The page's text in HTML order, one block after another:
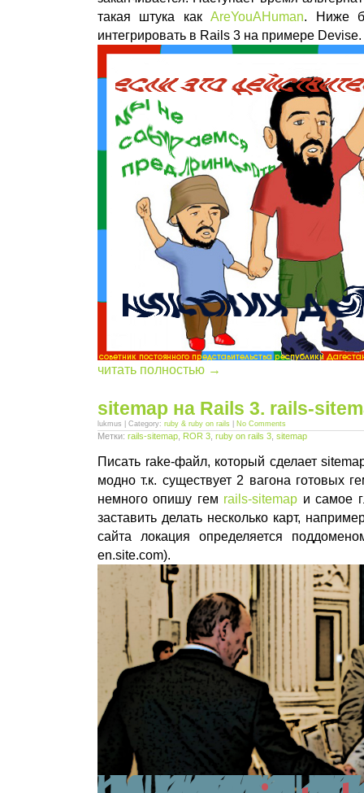
такая штука какAreYouAHuman. Ниже
интегрировать в Rails 3 на примере Devise.
читать полностью →
sitemap на Rails 3. rails-
lukmus | Category: ruby & ruby on rails No Comments
Метки: rails-sitemap, ROR 3, ruby on rails 3, sitemap
Писать rake-файл, который сделает
модно т.к. существует 2 вагона готовых
немного опишу гем rails-sitemap и самое
заставить делать несколько карт,
сайта локация определяется
en.site.com).